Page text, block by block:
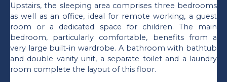
Upstairs, the sleeping area comprises three bedrooms
as well as an office, ideal for remote working, a guest
room or a dedicated space for children. The main
bedroom, particularly comfortable, benefits from a
very large built-in wardrobe. A bathroom with bathtub
and double vanity unit, a separate toilet and a laundry
room complete the layout of this floor.